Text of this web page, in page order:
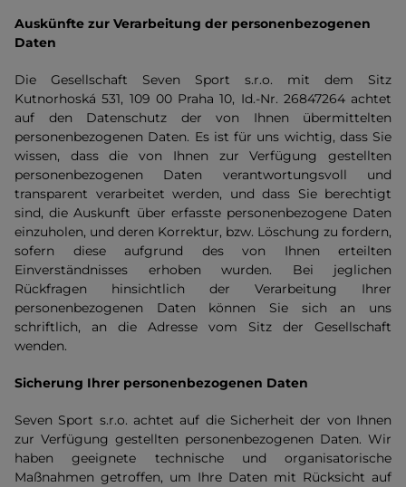
Auskünfte zur Verarbeitung der personenbezogenen
Daten
Die Gesellschaft Seven Sport s.r.o. mit dem Sitz
Kutnorhoská 531, 109 00 Praha 10, Id.-Nr. 26847264 achtet
auf den Datenschutz der von Ihnen übermittelten
personenbezogenen Daten. Es ist für uns wichtig, dass Sie
wissen, dass die von Ihnen zur Verfügung gestellten
personenbezogenen Daten verantwortungsvoll und
transparent verarbeitet werden, und dass Sie berechtigt
sind, die Auskunft über erfasste personenbezogene Daten
einzuholen, und deren Korrektur, bzw. Löschung zu fordern,
sofern diese aufgrund des von Ihnen erteilten
Einverständnisses erhoben wurden. Bei jeglichen
Rückfragen hinsichtlich der Verarbeitung Ihrer
personenbezogenen Daten können Sie sich an uns
schriftlich, an die Adresse vom Sitz der Gesellschaft
wenden.
Sicherung Ihrer personenbezogenen Daten
Seven Sport s.r.o. achtet auf die Sicherheit der von Ihnen
zur Verfügung gestellten personenbezogenen Daten. Wir
haben geeignete technische und organisatorische
Maßnahmen getroffen, um Ihre Daten mit Rücksicht auf